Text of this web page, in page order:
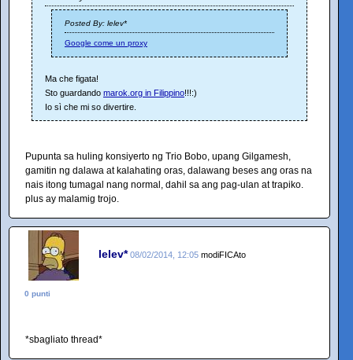
Posted By: lelev*
Google come un proxy
Ma che figata!
Sto guardando marok.org in Filippino!!!:)
Io sì che mi so divertire.
Pupunta sa huling konsiyerto ng Trio Bobo, upang Gilgamesh,
gamitin ng dalawa at kalahating oras, dalawang beses ang oras na
nais itong tumagal nang normal, dahil sa ang pag-ulan at trapiko.
plus ay malamig trojo.
lelev* 08/02/2014, 12:05 modiFICAto
0 punti
*sbagliato thread*